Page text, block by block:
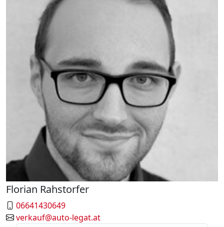
Florian Rahstorfer
06641430649
verkauf@auto-legat.at